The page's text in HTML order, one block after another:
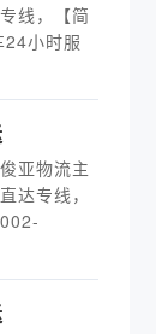
线，【简
小时服
亚物流主
达专线，